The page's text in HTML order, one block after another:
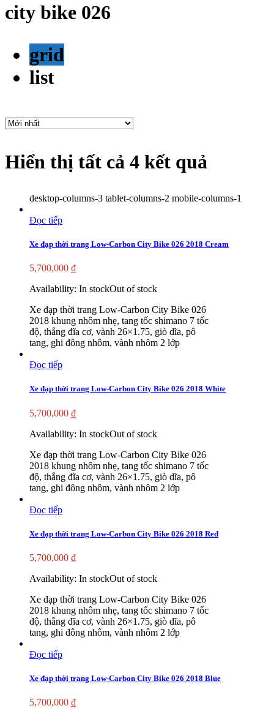
city bike 026
grid
list
Hiển thị tất cả 4 kết quả
desktop-columns-3 tablet-columns-2 mobile-columns-1
Đọc tiếp
Xe đạp thời trang Low-Carbon City Bike 026 2018 Cream
5,700,000 ₫
Availability: In stockOut of stock
Xe đạp thời trang Low-Carbon City Bike 026
2018 khung nhôm nhẹ, tang tốc shimano 7 tốc
độ, thắng đĩa cơ, vành 26×1.75, giò dĩa, pô
tang, ghi đông nhôm, vành nhôm 2 lớp
Đọc tiếp
Xe đạp thời trang Low-Carbon City Bike 026 2018 White
5,700,000 ₫
Availability: In stockOut of stock
Xe đạp thời trang Low-Carbon City Bike 026
2018 khung nhôm nhẹ, tang tốc shimano 7 tốc
độ, thắng đĩa cơ, vành 26×1.75, giò dĩa, pô
tang, ghi đông nhôm, vành nhôm 2 lớp
Đọc tiếp
Xe đạp thời trang Low-Carbon City Bike 026 2018 Red
5,700,000 ₫
Availability: In stockOut of stock
Xe đạp thời trang Low-Carbon City Bike 026
2018 khung nhôm nhẹ, tang tốc shimano 7 tốc
độ, thắng đĩa cơ, vành 26×1.75, giò dĩa, pô
tang, ghi đông nhôm, vành nhôm 2 lớp
Đọc tiếp
Xe đạp thời trang Low-Carbon City Bike 026 2018 Blue
5,700,000 ₫